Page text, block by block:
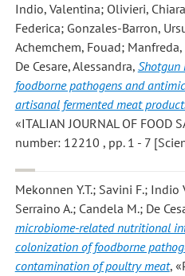
Indio, Valentina; Olivieri,
Federica; Gonzales-Barron,
Achemchem, Fouad;
De Cesare, Alessandra, Shotgun
foodborne pathogens and
artisanal fermented meat
«ITALIAN JOURNAL OF FOOD
number: 12210 , pp. 1 - 7
Mekonnen Y.T.; Savini F.; Indio
Serraino A.; Candela M.; De
microbiome-related nutritional
colonization of foodborne
contamination of poultry meat,